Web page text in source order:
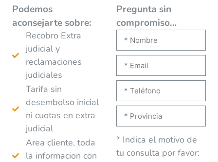
Podemos
aconsejarte sobre:
Recobro Extra
judicial y
reclamaciones
judiciales
Tarifa sin
desembolso inicial
ni cuotas en extra
judicial
Area cliente, toda
la informacion con
Pregunta sin
compromiso…
* Indica el motivo de
tu consulta por favor: